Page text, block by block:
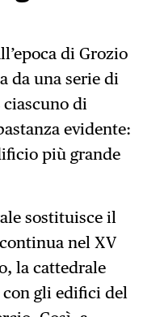
di Grozio
da una serie di
di
evidente:
più grande
sostituisce il
nel XV
la cattedrale
gli edifici del